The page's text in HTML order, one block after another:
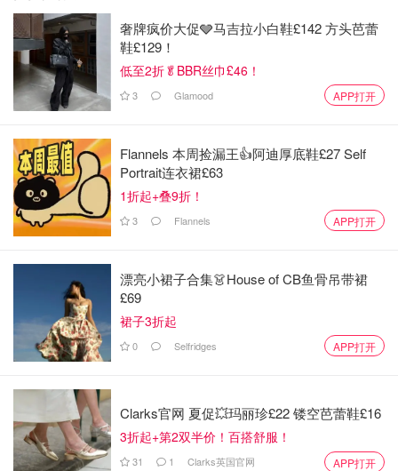
图片来源于@Natwest，版权属于原作者
现金奖励：150镑
点击查看
时间：目前仍然有效 随时截止
转换账户条件：
年满18岁且是英国居民
完成从另一家银行主要活期账户到Co-operative银行
Everyday Extra账户的转换
奢牌疯价大促🩶马吉拉小白鞋£142 方头芭蕾
鞋£129！
低至2折🥬BBR丝巾£46！
3 Glamood APP打开
Flannels 本周捡漏王👍阿迪厚底鞋£27 Self
Portrait连衣裙£63
1折起+叠9折！
3 Flannels APP打开
漂亮小裙子合集👗House of CB鱼骨吊带裙
£69
裙子3折起
0 Selfridges APP打开
Clarks官网 夏促💥玛丽珍£22 镂空芭蕾鞋£16
3折起+第2双半价！百搭舒服！
31 1 Clarks英国官网 APP打开